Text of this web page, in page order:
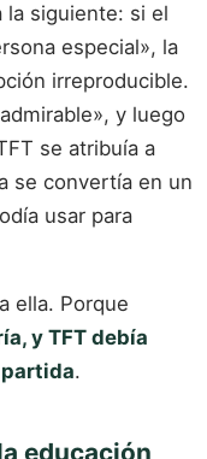
la siguiente: si el
especial», la
irreproducible.
y luego
se atribuía a
se convertía en un
usar para
ella. Porque
y TFT debía
.
educación